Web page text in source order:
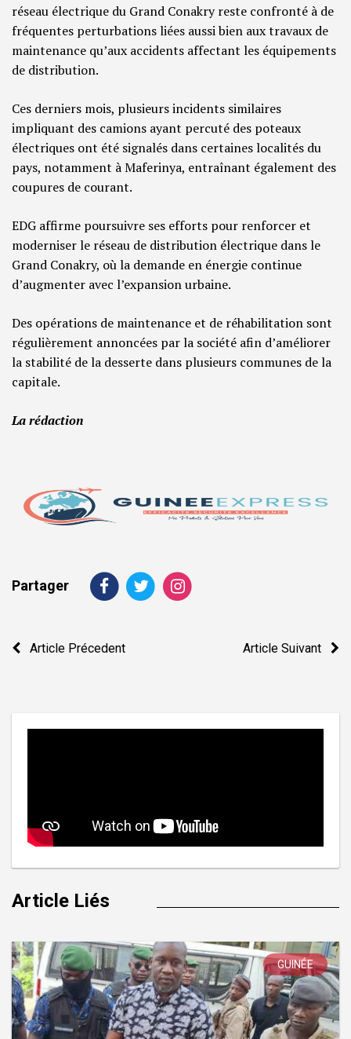
réseau électrique du Grand Conakry reste confronté à de
fréquentes perturbations liées aussi bien aux travaux de
maintenance qu’aux accidents affectant les équipements
de distribution.
Ces derniers mois, plusieurs incidents similaires
impliquant des camions ayant percuté des poteaux
électriques ont été signalés dans certaines localités du
pays, notamment à Maferinya, entraînant également des
coupures de courant.
EDG affirme poursuivre ses efforts pour renforcer et
moderniser le réseau de distribution électrique dans le
Grand Conakry, où la demande en énergie continue
d’augmenter avec l’expansion urbaine.
Des opérations de maintenance et de réhabilitation sont
régulièrement annoncées par la société afin d’améliorer
la stabilité de la desserte dans plusieurs communes de la
capitale.
La rédaction
Partager
Navigation
Article Précedent Article Suivant
Article Liés
GUINÉE